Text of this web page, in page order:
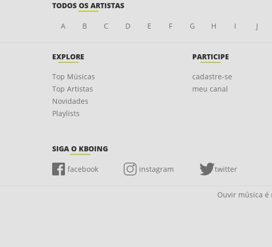
TODOS OS ARTISTAS
A B C D E F G H I J
EXPLORE
Top Músicas
Top Artistas
Novidades
Playlists
PARTICIPE
cadastre-se
meu canal
SIGA O KBOING
facebook instagram twitter
Ouvir música é